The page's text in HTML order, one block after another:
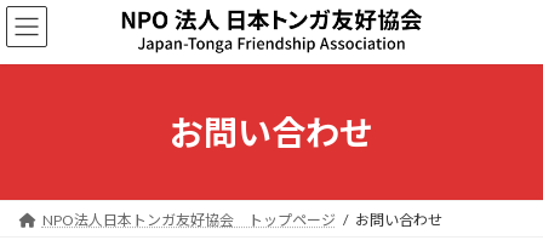
コ
ン
テ
ッ
ナ
ビ
ゲ
移
お問い合わせ
NPO法人日本トンガ友好協会 トップページ お問い合わせ